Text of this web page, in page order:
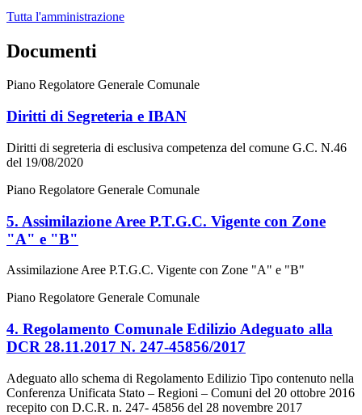
Tutta l'amministrazione
Documenti
Piano Regolatore Generale Comunale
Diritti di Segreteria e IBAN
Diritti di segreteria di esclusiva competenza del comune G.C. N.46
del 19/08/2020
Piano Regolatore Generale Comunale
5. Assimilazione Aree P.T.G.C. Vigente con Zone
"A" e "B"
Assimilazione Aree P.T.G.C. Vigente con Zone "A" e "B"
Piano Regolatore Generale Comunale
4. Regolamento Comunale Edilizio Adeguato alla
DCR 28.11.2017 N. 247-45856/2017
Adeguato allo schema di Regolamento Edilizio Tipo contenuto nella
Conferenza Unificata Stato – Regioni – Comuni del 20 ottobre 2016
recepito con D.C.R. n. 247- 45856 del 28 novembre 2017